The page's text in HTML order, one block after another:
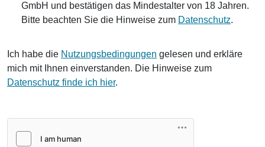
GmbH und bestätigen das Mindestalter von 18 Jahren.
Bitte beachten Sie die Hinweise zum Datenschutz.
Ich habe die Nutzungsbedingungen gelesen und erkläre
mich mit Ihnen einverstanden. Die Hinweise zum
Datenschutz finde ich hier.